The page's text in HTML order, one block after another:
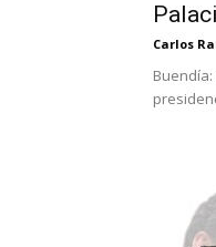
Carlos